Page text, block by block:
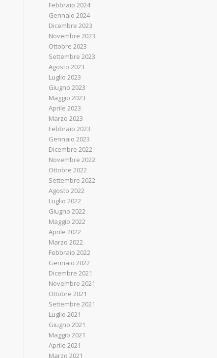
Febbraio 2024
Gennaio 2024
Dicembre 2023
Novembre 2023
Ottobre 2023
Settembre 2023
Agosto 2023
Luglio 2023
Giugno 2023
Maggio 2023
Aprile 2023
Marzo 2023
Febbraio 2023
Gennaio 2023
Dicembre 2022
Novembre 2022
Ottobre 2022
Settembre 2022
Agosto 2022
Luglio 2022
Giugno 2022
Maggio 2022
Aprile 2022
Marzo 2022
Febbraio 2022
Gennaio 2022
Dicembre 2021
Novembre 2021
Ottobre 2021
Settembre 2021
Luglio 2021
Giugno 2021
Maggio 2021
Aprile 2021
Marzo 2021